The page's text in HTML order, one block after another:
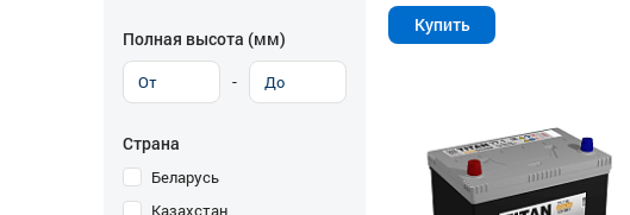
Полная высота (мм)
-
Страна
Беларусь
Казахстан
Купить